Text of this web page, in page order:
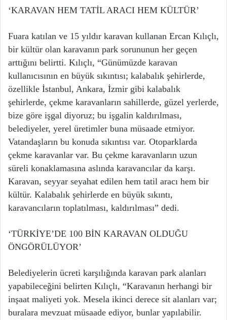
‘KARAVAN HEM TATİL ARACI HEM KÜLTÜR’
Fuara katılan ve 15 yıldır karavan kullanan Ercan Kılıçlı,
bir kültür olan karavanın park sorununun her geçen
arttığını belirtti. Kılıçlı, “Günümüzde karavan
kullanıcısının en büyük sıkıntısı; kalabalık şehirlerde,
özellikle İstanbul, Ankara, İzmir gibi kalabalık
şehirlerde, çekme karavanların sahillerde, güzel yerlerde,
bize göre işgal diyoruz; bu işgalin kaldırılması,
belediyeler, yerel üretimler buna müsaade etmiyor.
Vatandaşların bu konuda sıkıntısı var. Otoparklarda
çekme karavanlar var. Bu çekme karavanların uzun
süreli konaklamasına aslında karavancılar da karşı.
Karavan, seyyar seyahat edilen hem tatil aracı hem bir
kültür. Kalabalık şehirlerde en büyük sıkıntı,
karavancıların toplatılması, kaldırılması” dedi.
‘TÜRKİYE’DE 100 BİN KARAVAN OLDUĞU
ÖNGÖRÜLÜYOR’
Belediyelerin ücreti karşılığında karavan park alanları
yapabileceğini belirten Kılıçlı, “Karavanın herhangi bir
inşaat maliyeti yok. Mesela ikinci derece sit alanları var;
buralara mevzuat müsaade ediyor, bunlar yapılabilir.